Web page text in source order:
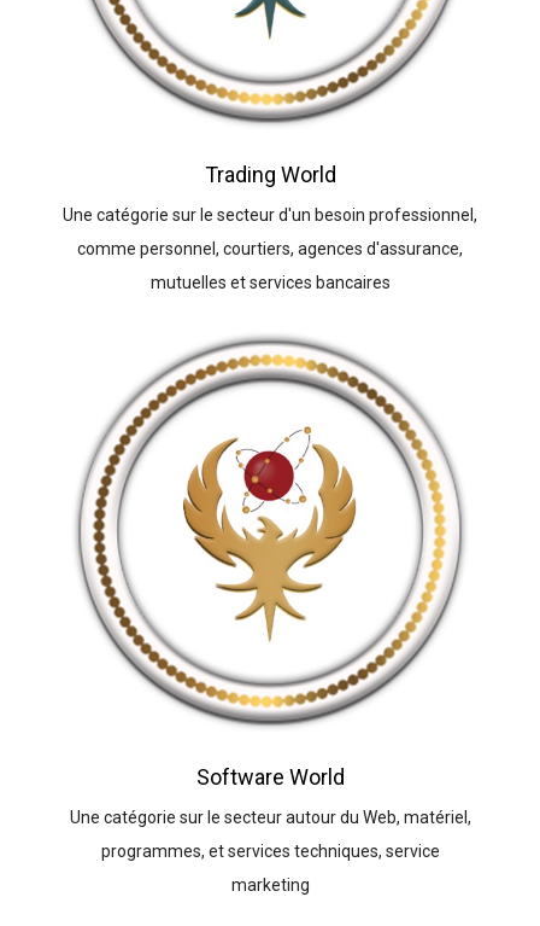
Trading World
Une catégorie sur le secteur d'un besoin professionnel,
comme personnel, courtiers, agences d'assurance,
mutuelles et services bancaires
Software World
Une catégorie sur le secteur autour du Web, matériel,
programmes, et services techniques, service
marketing